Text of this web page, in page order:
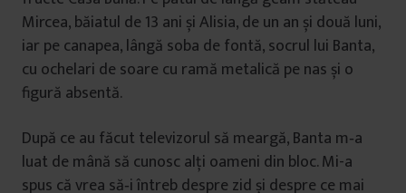
Mircea, băiatul de 13 ani și Alisia, de un an și două luni,
iar pe canapea, lângă soba de fontă, socrul lui Banta,
cu ochelari de soare cu ramă metalică pe nas și o
figură absentă.
După ce au făcut televizorul să meargă, Banta m‑a
luat de mână să cunosc alți oameni din bloc. Mi-a
spus că vrea să‑i întreb despre zid și despre ce mai